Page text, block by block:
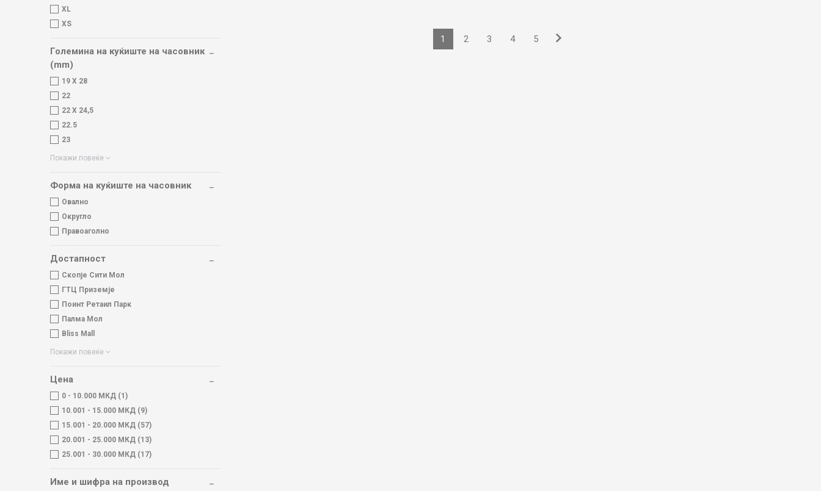
XL
XS
Големина на куќиште на часовник
(mm)
19 X 28
22
22 Х 24,5
22.5
23
Покажи повеќе
Форма на куќиште на часовник
Овално
Округло
Правоаголно
Достапност
Скопје Сити Мол
ГТЦ Приземје
Поинт Ретаил Парк
Палма Мол
Bliss Mall
Покажи повеќе
Цена
0 - 10.000 МКД (1)
10.001 - 15.000 МКД (9)
15.001 - 20.000 МКД (57)
20.001 - 25.000 МКД (13)
25.001 - 30.000 МКД (17)
Име и шифра на производ
1 2 3 4 5